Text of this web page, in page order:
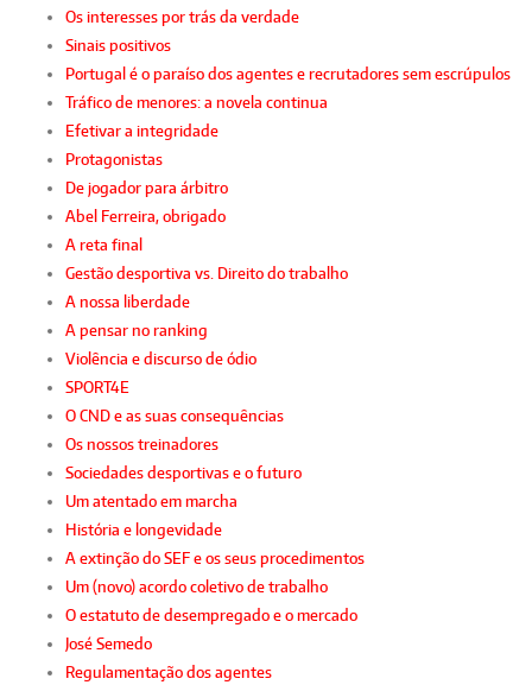
Os interesses por trás da verdade
Sinais positivos
Portugal é o paraíso dos agentes e recrutadores sem escrúpulos
Tráfico de menores: a novela continua
Efetivar a integridade
Protagonistas
De jogador para árbitro
Abel Ferreira, obrigado
A reta final
Gestão desportiva vs. Direito do trabalho
A nossa liberdade
A pensar no ranking
Violência e discurso de ódio
SPORT4E
O CND e as suas consequências
Os nossos treinadores
Sociedades desportivas e o futuro
Um atentado em marcha
História e longevidade
A extinção do SEF e os seus procedimentos
Um (novo) acordo coletivo de trabalho
O estatuto de desempregado e o mercado
José Semedo
Regulamentação dos agentes